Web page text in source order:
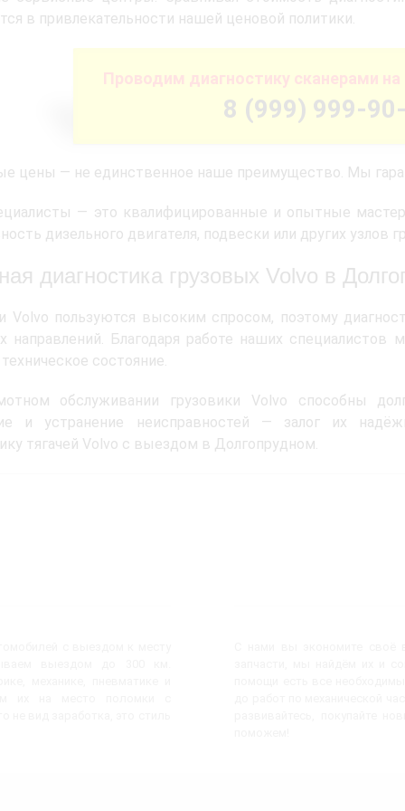
в привлекательности нашей ценовой политики.
Проводим диагностику сканерами
8 (999) 999-
цены — не единственное наше преимущество. Мы
— это квалифицированные и опытные
дизельного двигателя, подвески или других узлов
диагностика грузовых Volvo в
Volvo пользуются высоким спросом, поэтому
направлений. Благодаря работе наших
состояние.
обслуживании грузовики Volvo способны
и устранение неисправностей — залог их
тягачей Volvo с выездом в Долгопрудном.